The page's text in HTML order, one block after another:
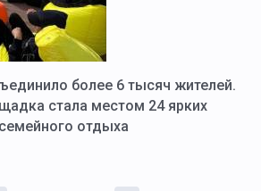
более 6 тысяч жителей.
стала местом 24 ярких
отдыха